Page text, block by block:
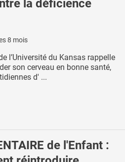
la déficience
8 mois
l’Université du Kansas rappelle
son cerveau en bonne santé,
d' ...
de l'Enfant :